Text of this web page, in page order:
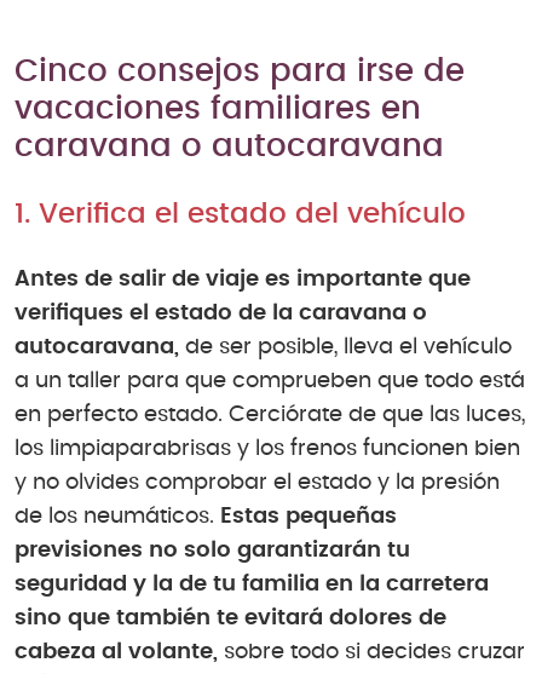
Cinco consejos para irse de
vacaciones familiares en
caravana o autocaravana
1. Verifica el estado del vehículo
Antes de salir de viaje es importante que
verifiques el estado de la caravana o
autocaravana, de ser posible, lleva el vehículo
a un taller para que comprueben que todo está
en perfecto estado. Cerciórate de que las luces,
los limpiaparabrisas y los frenos funcionen bien
y no olvides comprobar el estado y la presión
de los neumáticos. Estas pequeñas
previsiones no solo garantizarán tu
seguridad y la de tu familia en la carretera
sino que también te evitará dolores de
cabeza al volante, sobre todo si decides cruzar